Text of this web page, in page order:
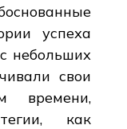
успеха
небольших
свои
времени,
как